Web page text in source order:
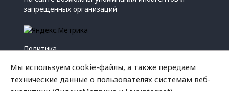
запрещенных организаций
Политика
Мы используем cookie-файлы, а также передаем
технические данные о пользователях системам веб-